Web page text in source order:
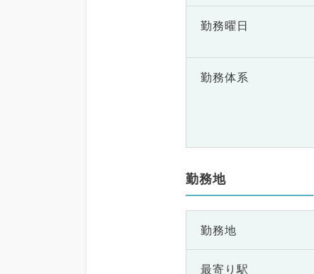
勤務曜日
勤務体系
勤務地
勤務地
最寄り駅